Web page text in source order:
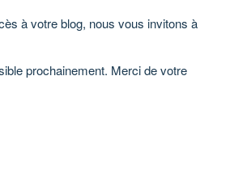
à votre blog, nous vous invitons à
prochainement. Merci de votre